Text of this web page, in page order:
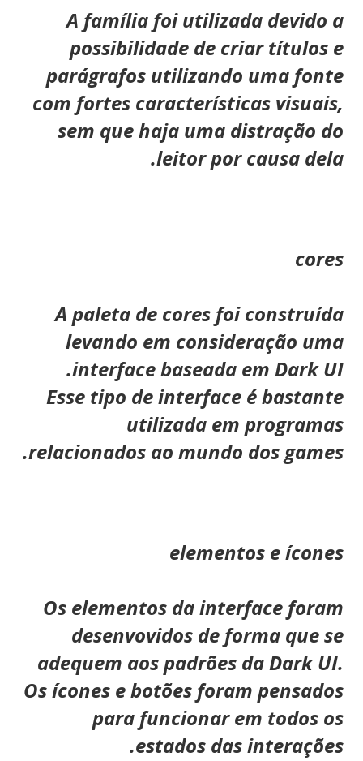
A família foi utilizada devido a
possibilidade de criar títulos e
parágrafos utilizando uma fonte
com fortes características visuais,
sem que haja uma distração do
leitor por causa dela.
cores
A paleta de cores foi construída
levando em consideração uma
interface baseada em Dark UI.
Esse tipo de interface é bastante
utilizada em programas
relacionados ao mundo dos games.
elementos e ícones
Os elementos da interface foram
desenvovidos de forma que se
adequem aos padrões da Dark UI.
Os ícones e botões foram pensados
para funcionar em todos os
estados das interações.